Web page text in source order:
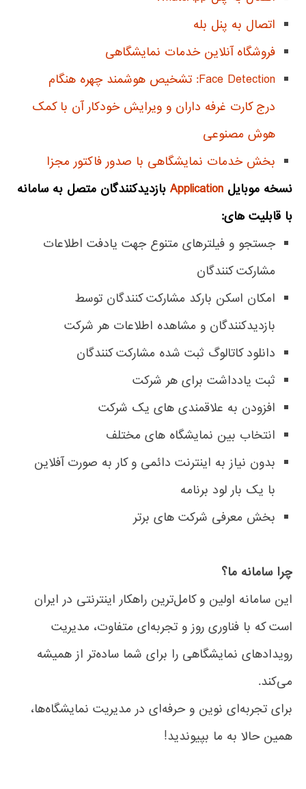
اتصال به پنل بله
فروشگاه آنلاین خدمات نمایشگاهی
Face Detection: تشخیص هوشمند چهره هنگام
درج کارت غرفه داران و ویرایش خودکار آن با کمک
هوش مصنوعی
بخش خدمات نمایشگاهی با صدور فاکتور مجزا
نسخه موبایل Application بازدیدکنندگان متصل به سامانه
با قابلیت های:
جستجو و فیلترهای متنوع جهت یادفت اطلاعات
مشارکت کنندگان
امکان اسکن بارکد مشارکت کنندگان توسط
بازدیدکنندگان و مشاهده اطلاعات هر شرکت
دانلود کاتالوگ ثبت شده مشارکت کنندگان
ثبت یادداشت برای هر شرکت
افزودن به علاقمندی های یک شرکت
انتخاب بین نمایشگاه های مختلف
بدون نیاز به اینترنت دائمی و کار به صورت آفلاین
با یک بار لود برنامه
بخش معرفی شرکت های برتر
چرا سامانه ما؟
این سامانه اولین و کامل‌ترین راهکار اینترنتی در ایران
است که با فناوری روز و تجربه‌ای متفاوت، مدیریت
رویدادهای نمایشگاهی را برای شما ساده‌تر از همیشه
می‌کند.
برای تجربه‌ای نوین و حرفه‌ای در مدیریت نمایشگاه‌ها،
همین حالا به ما بپیوندید!